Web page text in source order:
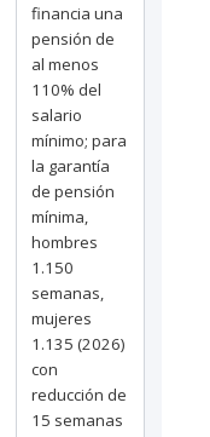
financia una
pensión de
al menos
110% del
salario
mínimo; para
la garantía
de pensión
mínima,
hombres
1.150
semanas,
mujeres
1.135 (2026)
con
reducción de
15 semanas